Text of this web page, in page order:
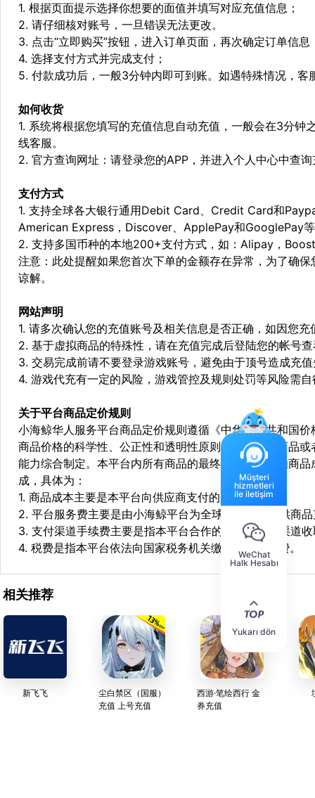
1. 根据页面提示选择你想要的面值并填写对应充值信息；
2. 请仔细核对账号，一旦错误无法更改。
3. 点击“立即购买”按钮，进入订单页面，再次确定订单信息
4. 选择支付方式并完成支付；
5. 付款成功后，一般3分钟内即可到账。如遇特殊情况，
如何收货
1. 系统将根据您填写的充值信息自动充值，一般会在3分
线客服。
2. 官方查询网址：请登录您的APP，并进入个人中心中查
支付方式
1. 支持全球各大银行通用Debit Card、Credit Card和
American Express，Discover、ApplePay和GooglePay
2. 支持多国币种的本地200+支付方式，如：Alipay，
注意：此处提醒如果您首次下单的金额存在异常，为了确
谅解。
网站声明
1. 请多次确认您的充值账号及相关信息是否正确，如因您
2. 基于虚拟商品的特殊性，请在充值完成后登陆您的帐号
3. 交易完成前请不要登录游戏账号，避免由于顶号造成充
4. 游戏代充有一定的风险，游戏管控及规则处罚等风险需
关于平台商品定价规则
小海鲸华人服务平台商品定价规则遵循《中华人民共和国
商品价格的科学性、公正性和透明性原则，依据相关商品
能力综合制定。本平台内所有商品的最终销售价格均由商
成，具体为：
1. 商品成本主要是本平台向供应商支付的采购成本；
2. 平台服务费主要是由小海鲸平台为全球华人用户提供商
3. 支付渠道手续费主要是指本平台合作的第三方支付渠道
4. 税费是指本平台依法向国家税务机关缴纳的各项税费。
相关推荐
新飞飞
尘白禁区（国服）
充值 上号充值
西游·笔绘西行 金
券充值
Müşteri
hizmetleri
ile iletişim
WeChat
Halk Hesabı
Yukarı dön